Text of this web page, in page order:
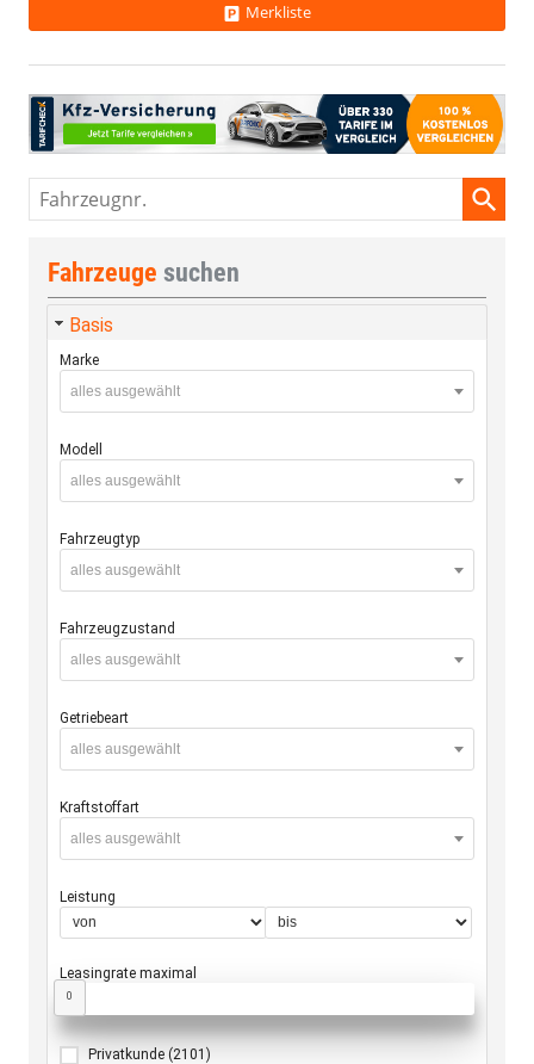
Merkliste
Fahrzeugnr.
Fahrzeuge suchen
Basis
Marke
alles ausgewählt
Modell
alles ausgewählt
Fahrzeugtyp
alles ausgewählt
Fahrzeugzustand
alles ausgewählt
Getriebeart
alles ausgewählt
Kraftstoffart
alles ausgewählt
Leistung
Leasingrate maximal
0
Privatkunde (2101)